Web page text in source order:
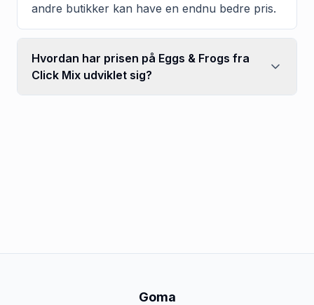
andre butikker kan have en endnu bedre pris.
Hvordan har prisen på Eggs & Frogs fra
Click Mix udviklet sig?
Goma